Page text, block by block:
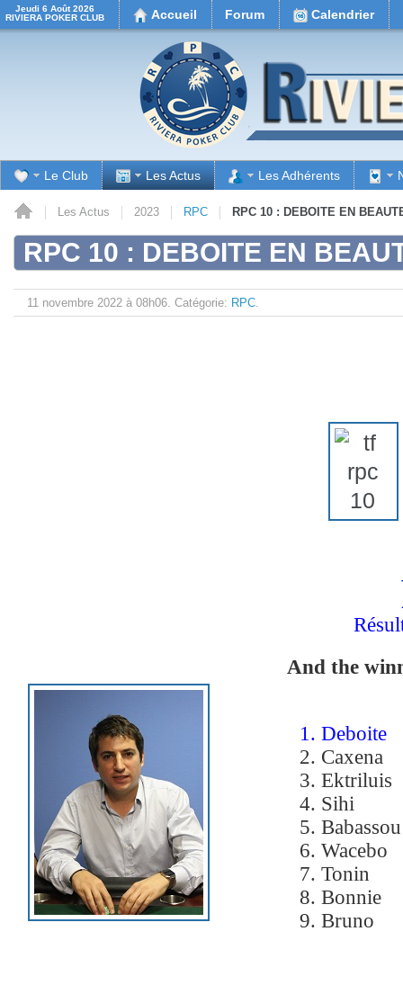
Jeudi 6 Août 2026
RIVIERA POKER CLUB
Accueil Forum Calendrier
Le Club Les Actus Les Adhérents
Les Actus 2023 RPC RPC 10 : DEBOITE EN
RPC 10 : DEBOITE EN
11 novembre 2022 à 08h06. Catégorie: RPC.
And the
1. Deboite
2. Caxena
3. Ektriluis
4. Sihi
5. Babassou
6. Wacebo
7. Tonin
8. Bonnie
9. Bruno